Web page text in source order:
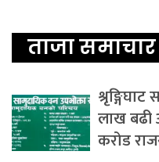
ताजा समाचार
लाख बढी
करोड